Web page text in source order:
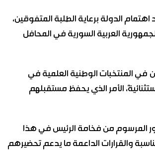
الدولة برعاية الطلبة المتفوقين،
العربية السورية في المحافل
المنتخبات الوطنية العلمية في
الأمر الذي يحفظ مستقبلهم
المرسوم من فخامة الرئيس في هذا
والقرارات الداعمة ما يدعم تحضيرهم